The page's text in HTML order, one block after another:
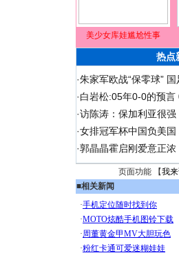
美少女库娃尴尬性事
热点
·朱家军欧战“保零球”
·白岩松:05年0-0的预
·访陈涛：保加利亚很
·女排冠军杯中国负美
·郭晶晶霍启刚爱意正
页面功能 【我
■相关新闻